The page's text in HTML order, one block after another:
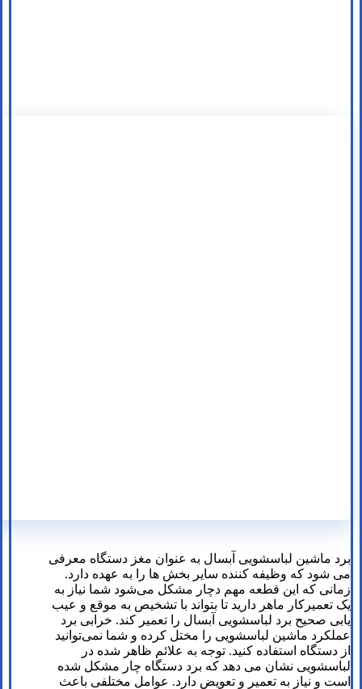
برد ماشین لباسشویی آبسال به عنوان مغز دستگاه معرفی
می شود که وظیفه کننده سایر بخش ها را به عهده دارد.
زمانی که این قطعه مهم دچار مشکل می‌شود شما نیاز به
یک تعمیرکار ماهر دارید تا بتواند با تشخیص به موقع و عیب
یابی صحیح برد لباسشویی آبسال را تعمیر کند. خرابی برد
عملکرد ماشین لباسشویی را مختل کرده و شما نمی‌توانید
از دستگاه استفاده کنید. توجه به علائم ظاهر شده در
لباسشویی نشان می دهد که برد دستگاه چار مشکل شده
است و نیاز به تعمیر و تعویض دارد. عوامل مختلفی باعث